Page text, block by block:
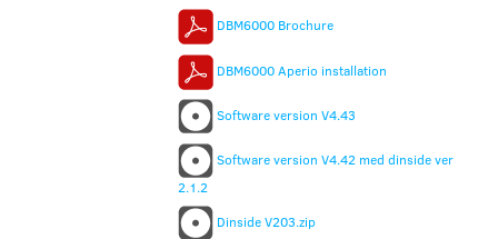
DBM6000 Brochure
DBM6000 Aperio installation
Software version V4.43
Software version V4.42 med dinside ver
2.1.2
Dinside V203.zip